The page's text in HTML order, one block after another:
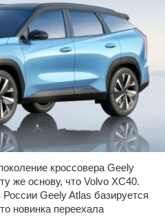
кроссовера Geely
же основу, что Volvo XC40.
Geely Atlas базируется
новинка переехала